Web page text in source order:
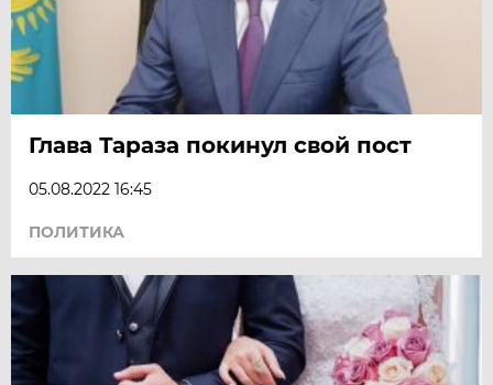
Глава Тараза покинул свой пост
05.08.2022 16:45
ПОЛИТИКА